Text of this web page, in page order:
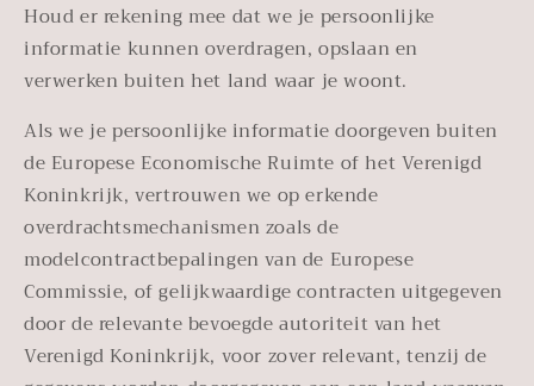
Houd er rekening mee dat we je persoonlijke
informatie kunnen overdragen, opslaan en
verwerken buiten het land waar je woont.
Als we je persoonlijke informatie doorgeven buiten
de Europese Economische Ruimte of het Verenigd
Koninkrijk, vertrouwen we op erkende
overdrachtsmechanismen zoals de
modelcontractbepalingen van de Europese
Commissie, of gelijkwaardige contracten uitgegeven
door de relevante bevoegde autoriteit van het
Verenigd Koninkrijk, voor zover relevant, tenzij de